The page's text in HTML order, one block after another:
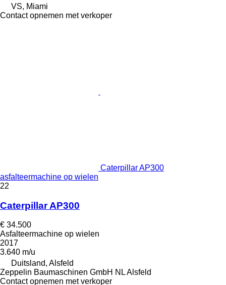
VS, Miami
Contact opnemen met verkoper
Caterpillar AP300
asfalteermachine op wielen
22
Caterpillar AP300
€ 34.500
Asfalteermachine op wielen
2017
3.640 m/u
Duitsland, Alsfeld
Zeppelin Baumaschinen GmbH NL Alsfeld
Contact opnemen met verkoper